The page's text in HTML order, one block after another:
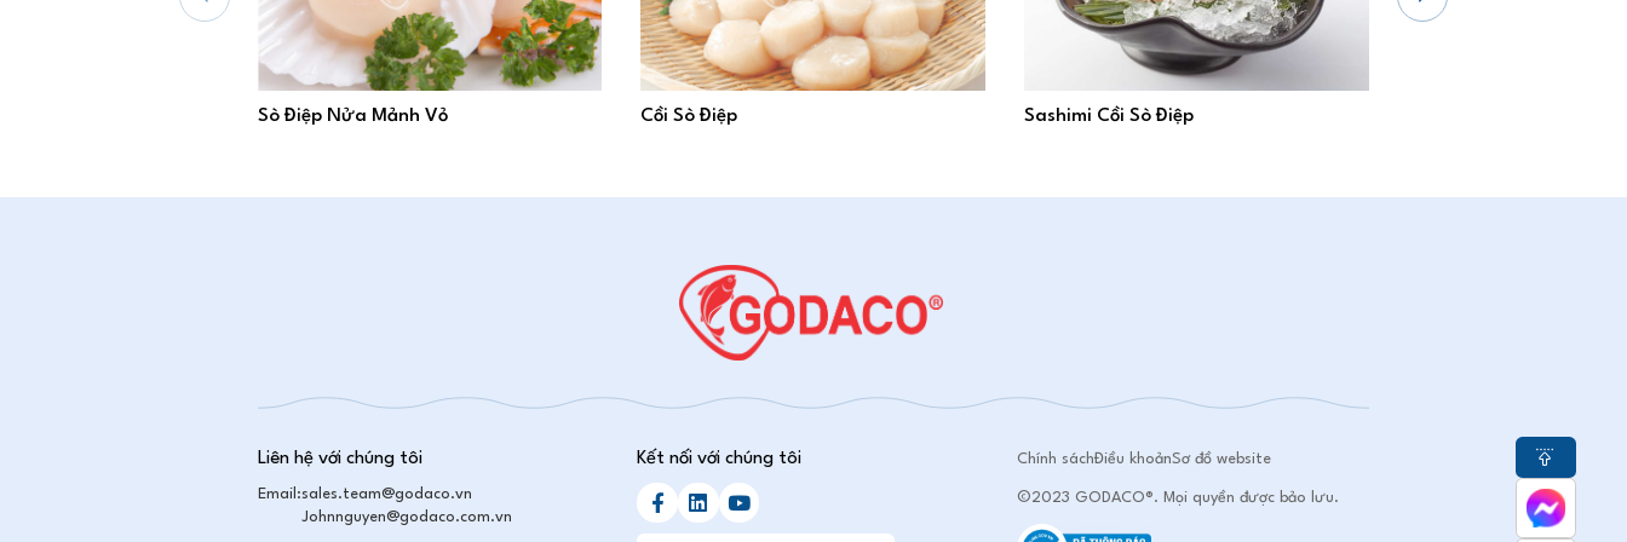
Sò Điệp Nửa Mảnh Vỏ Cồi Sò Điệp Sashimi Cồi Sò Điệp
Liên hệ với chúng tôi
Email:sales.team@godaco.vn
Johnnguyen@godaco.com.vn
Kết nối với chúng tôi Chính sáchĐiều khoảnSơ đồ website
©2023 GODACO®. Mọi quyền được bảo lưu.